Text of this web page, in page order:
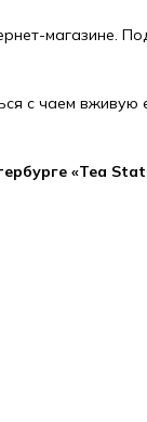
магазине.
с чаем
«Tea